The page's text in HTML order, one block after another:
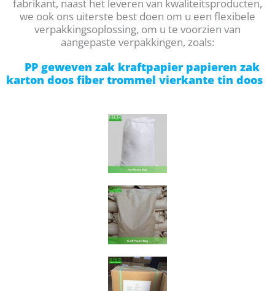
fabrikant, naast het leveren van kwaliteitsproducten,
we ook ons uiterste best doen om u een flexibele
verpakkingsoplossing, om u te voorzien van
aangepaste verpakkingen, zoals:
PP geweven zak kraftpapier papieren zak
karton doos fiber trommel vierkante tin doos